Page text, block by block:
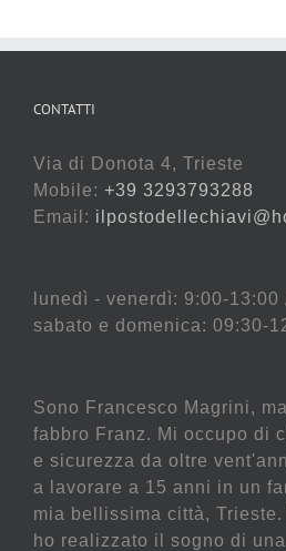
CONTATTI
Via di Donota 4, Trieste
Mobile: +39 3293793288
Email:
lunedì - venerdì: 9:00-13:00
sabato e domenica: 09:30-
Sono Francesco Magrini,
fabbro Franz. Mi occupo di
e sicurezza da oltre
a lavorare a 15 anni in un
mia bellissima città,
ho realizzato il sogno di